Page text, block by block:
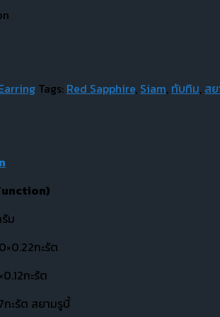
Tags: Red Sapphire, Siam, ทับทิม, ส
ม
กะรัต
กะรัต
กะรัต สยามรูบี้